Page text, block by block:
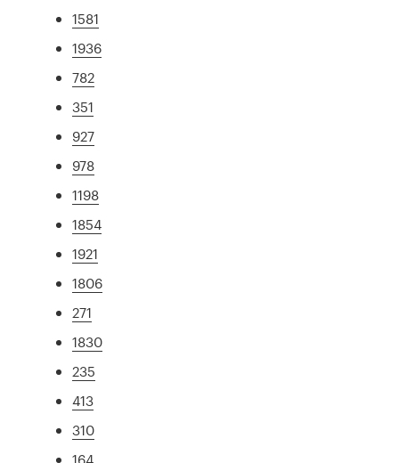
1581
1936
782
351
927
978
1198
1854
1921
1806
271
1830
235
413
310
164